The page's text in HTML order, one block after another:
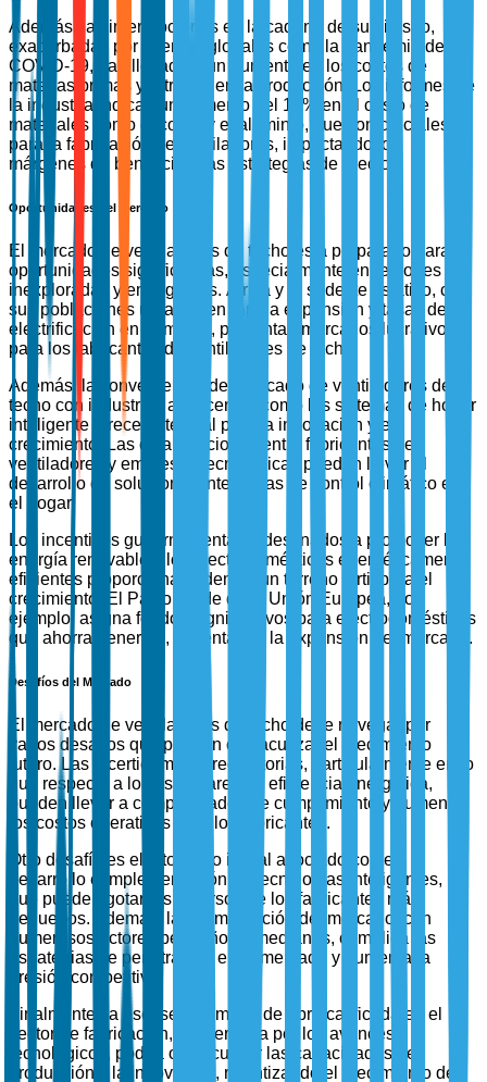
Además, las interrupciones en la cadena de suministro,
exacerbadas por eventos globales como la pandemia de
COVID-19, han llevado a un aumento en los costos de
materias primas y retrasos en la producción. Los informes de
la industria indican un aumento del 14% en el costo de
materiales como el cobre y el aluminio, que son cruciales
para la fabricación de ventiladores, impactando los
márgenes de beneficio y las estrategias de precios.
Oportunidades del Mercado
El mercado de ventiladores de techo está preparado para
oportunidades significativas, especialmente en regiones
inexploradas y emergentes. África y el sudeste asiático, con
sus poblaciones urbanas en rápida expansión y tasas de
electrificación en aumento, presentan mercados lucrativos
para los fabricantes de ventiladores de techo.
Además, la convergencia del mercado de ventiladores de
techo con industrias adyacentes como los sistemas de hogar
inteligente ofrece potencial para la innovación y el
crecimiento. Las colaboraciones entre fabricantes de
ventiladores y empresas tecnológicas pueden llevar al
desarrollo de soluciones integradas de control climático en
el hogar.
Los incentivos gubernamentales destinados a promover la
energía renovable y los electrodomésticos energéticamente
eficientes proporcionan además un terreno fértil para el
crecimiento. El Pacto Verde de la Unión Europea, por
ejemplo, asigna fondos significativos para electrodomésticos
que ahorran energía, fomentando la expansión del mercado.
Desafíos del Mercado
El mercado de ventiladores de techo debe navegar por
varios desafíos que podrían obstaculizar el crecimiento
futuro. Las incertidumbres regulatorias, particularmente en lo
que respecta a los estándares de eficiencia energética,
pueden llevar a complejidades de cumplimiento y aumentar
los costos operativos para los fabricantes.
Otro desafío es el alto costo inicial asociado con el
desarrollo e implementación de tecnologías inteligentes, lo
que puede agotar los recursos de los fabricantes más
pequeños. Además, la fragmentación del mercado, con
numerosos actores pequeños y medianos, complica las
estrategias de penetración en el mercado y aumenta la
presión competitiva.
Finalmente, la escasez de mano de obra calificada en el
sector de fabricación, exacerbada por los avances
tecnológicos, podría obstaculizar las capacidades de
producción y la innovación, ralentizando el crecimiento del